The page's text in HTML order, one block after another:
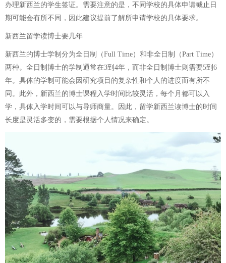
办理新西兰的学生签证。需要注意的是，不同学校的具体申请截止日
期可能会有所不同，因此建议提前了解所申请学校的具体要求。
新西兰留学读博士要几年
新西兰的博士学制分为全日制（Full Time）和非全日制（Part Time）
两种。全日制博士的学制通常在3到4年，而非全日制博士则需要5到6
年。具体的学制可能会因研究项目的复杂性和个人的进度而有所不
同。此外，新西兰的博士课程入学时间比较灵活，每个月都可以入
学，具体入学时间可以与导师商量。因此，留学新西兰读博士的时间
长度是灵活多变的，需要根据个人情况来确定。